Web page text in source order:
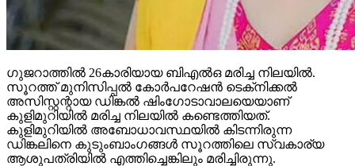
ഗുജറാത്തില്‍ 26കാരിയായ ബിഎല്‍ഒ മരിച്ച നിലയില്‍.
സൂറത്ത് മുനിസിപ്പല്‍ കോര്‍പറേഷന്‍ ടെക്‌നിക്കല്‍
അസിസ്റ്റന്റായ ഡിങ്കല്‍ ഷിംഗോടാവാലയെയാണ്
കുളിമുറിയില്‍ മരിച്ച നിലയില്‍ കണ്ടെത്തിയത്.
കുളിമുറിയില്‍ അബോധാവസ്ഥയില്‍ കിടന്നിരുന്ന
ഡിങ്കലിനെ കുടുംബാംഗങ്ങള്‍ സൂറത്തിലെ സ്വകാര്യ
ആശുപത്രിയില്‍ എത്തിച്ചെങ്കിലും മരിച്ചിരുന്നു.